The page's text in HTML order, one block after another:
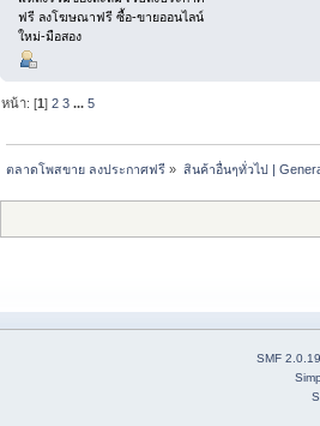
ฟรี ลงโฆษณาฟรี ซื้อ-ขายออนไลน์
ใหม่-มือสอง
หน้า: [1]2 3 ...5
ตลาดโพสขาย ลงประกาศฟรี » สินค้าอื่นๆทั่วไป |
SMF 2.0.19